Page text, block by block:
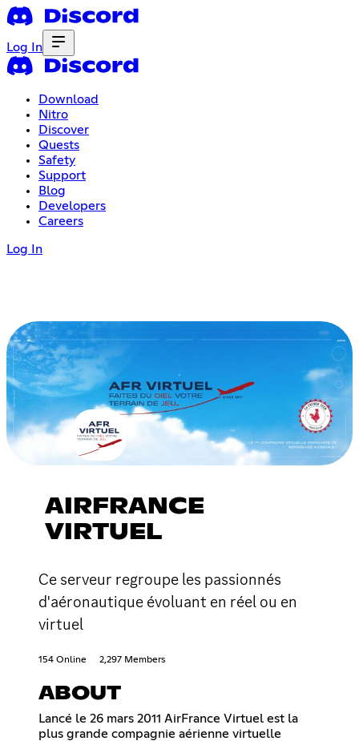
Log In
Download
Nitro
Discover
Quests
Safety
Support
Blog
Developers
Careers
Log In
AIRFRANCE
VIRTUEL
Ce serveur regroupe les passionnés
d'aéronautique évoluant en réel ou en
virtuel
154 Online 2,297 Members
ABOUT
Lancé le 26 mars 2011 AirFrance Virtuel est la
plus grande compagnie aérienne virtuelle